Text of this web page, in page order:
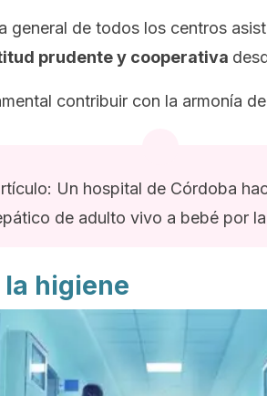
general de todos los centros
prudente y cooperativa
contribuir con la armonía
Un hospital de Córdoba
de adulto vivo a bebé por
la higiene